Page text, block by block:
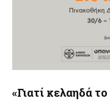
«Γιατί κελαηδά